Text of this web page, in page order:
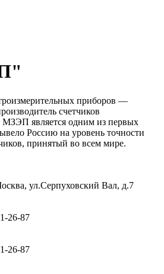
приборов —
счетчиков
МЗЭП является одним из первых
Россию на уровень точности
принятый во всем мире.
ул.Серпуховский Вал, д.7
26-87
26-87